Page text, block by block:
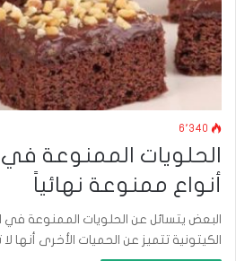
6٬340
أنواع ممنوعة نهائياً
البعض يتسائل عن الحلويات الممنوعة في
الكيتونية تتميز عن الحميات الأخرى أنها